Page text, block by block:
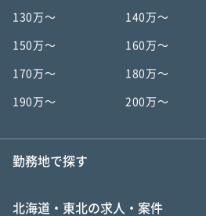
130万〜 140万〜
150万〜 160万〜
170万〜 180万〜
190万〜 200万〜
勤務地で探す
北海道・東北の求人・案件